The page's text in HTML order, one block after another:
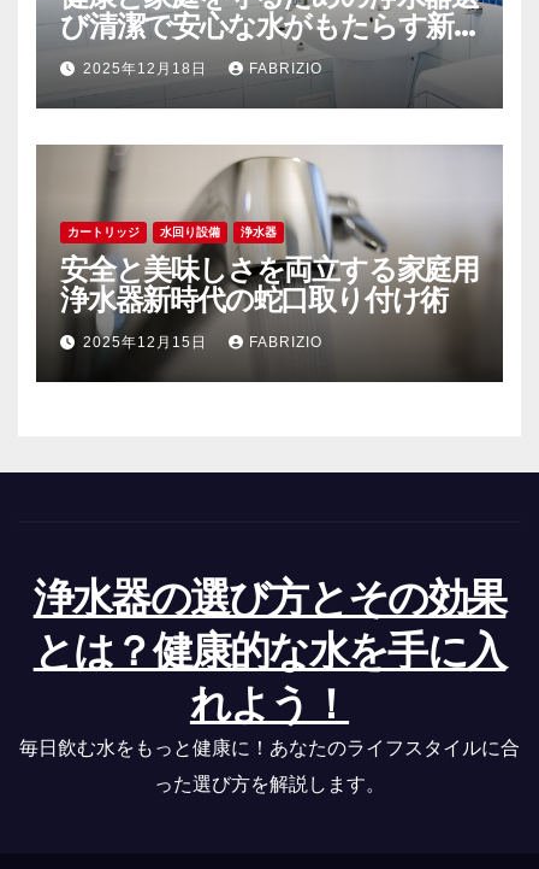
び清潔で安心な水がもたらす新
しい生活
2025年12月18日 FABRIZIO
カートリッジ 水回り設備 浄水器
安全と美味しさを両立する家庭用
浄水器新時代の蛇口取り付け術
2025年12月15日 FABRIZIO
浄水器の選び方とその効果
とは？健康的な水を手に入
れよう！
毎日飲む水をもっと健康に！あなたのライフスタイルに合
った選び方を解説します。